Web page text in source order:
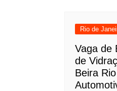
Rio de
Vaga de
de
Beira